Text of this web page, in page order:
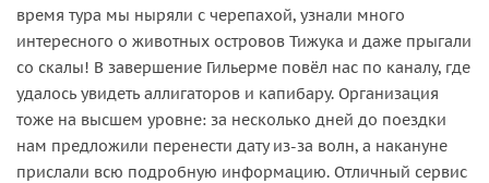
время тура мы ныряли с черепахой, узнали много
интересного о животных островов Тижука и даже прыгали
со скалы! В завершение Гильерме повёл нас по каналу, где
удалось увидеть аллигаторов и капибару. Организация
тоже на высшем уровне: за несколько дней до поездки
нам предложили перенести дату из-за волн, а накануне
прислали всю подробную информацию. Отличный сервис